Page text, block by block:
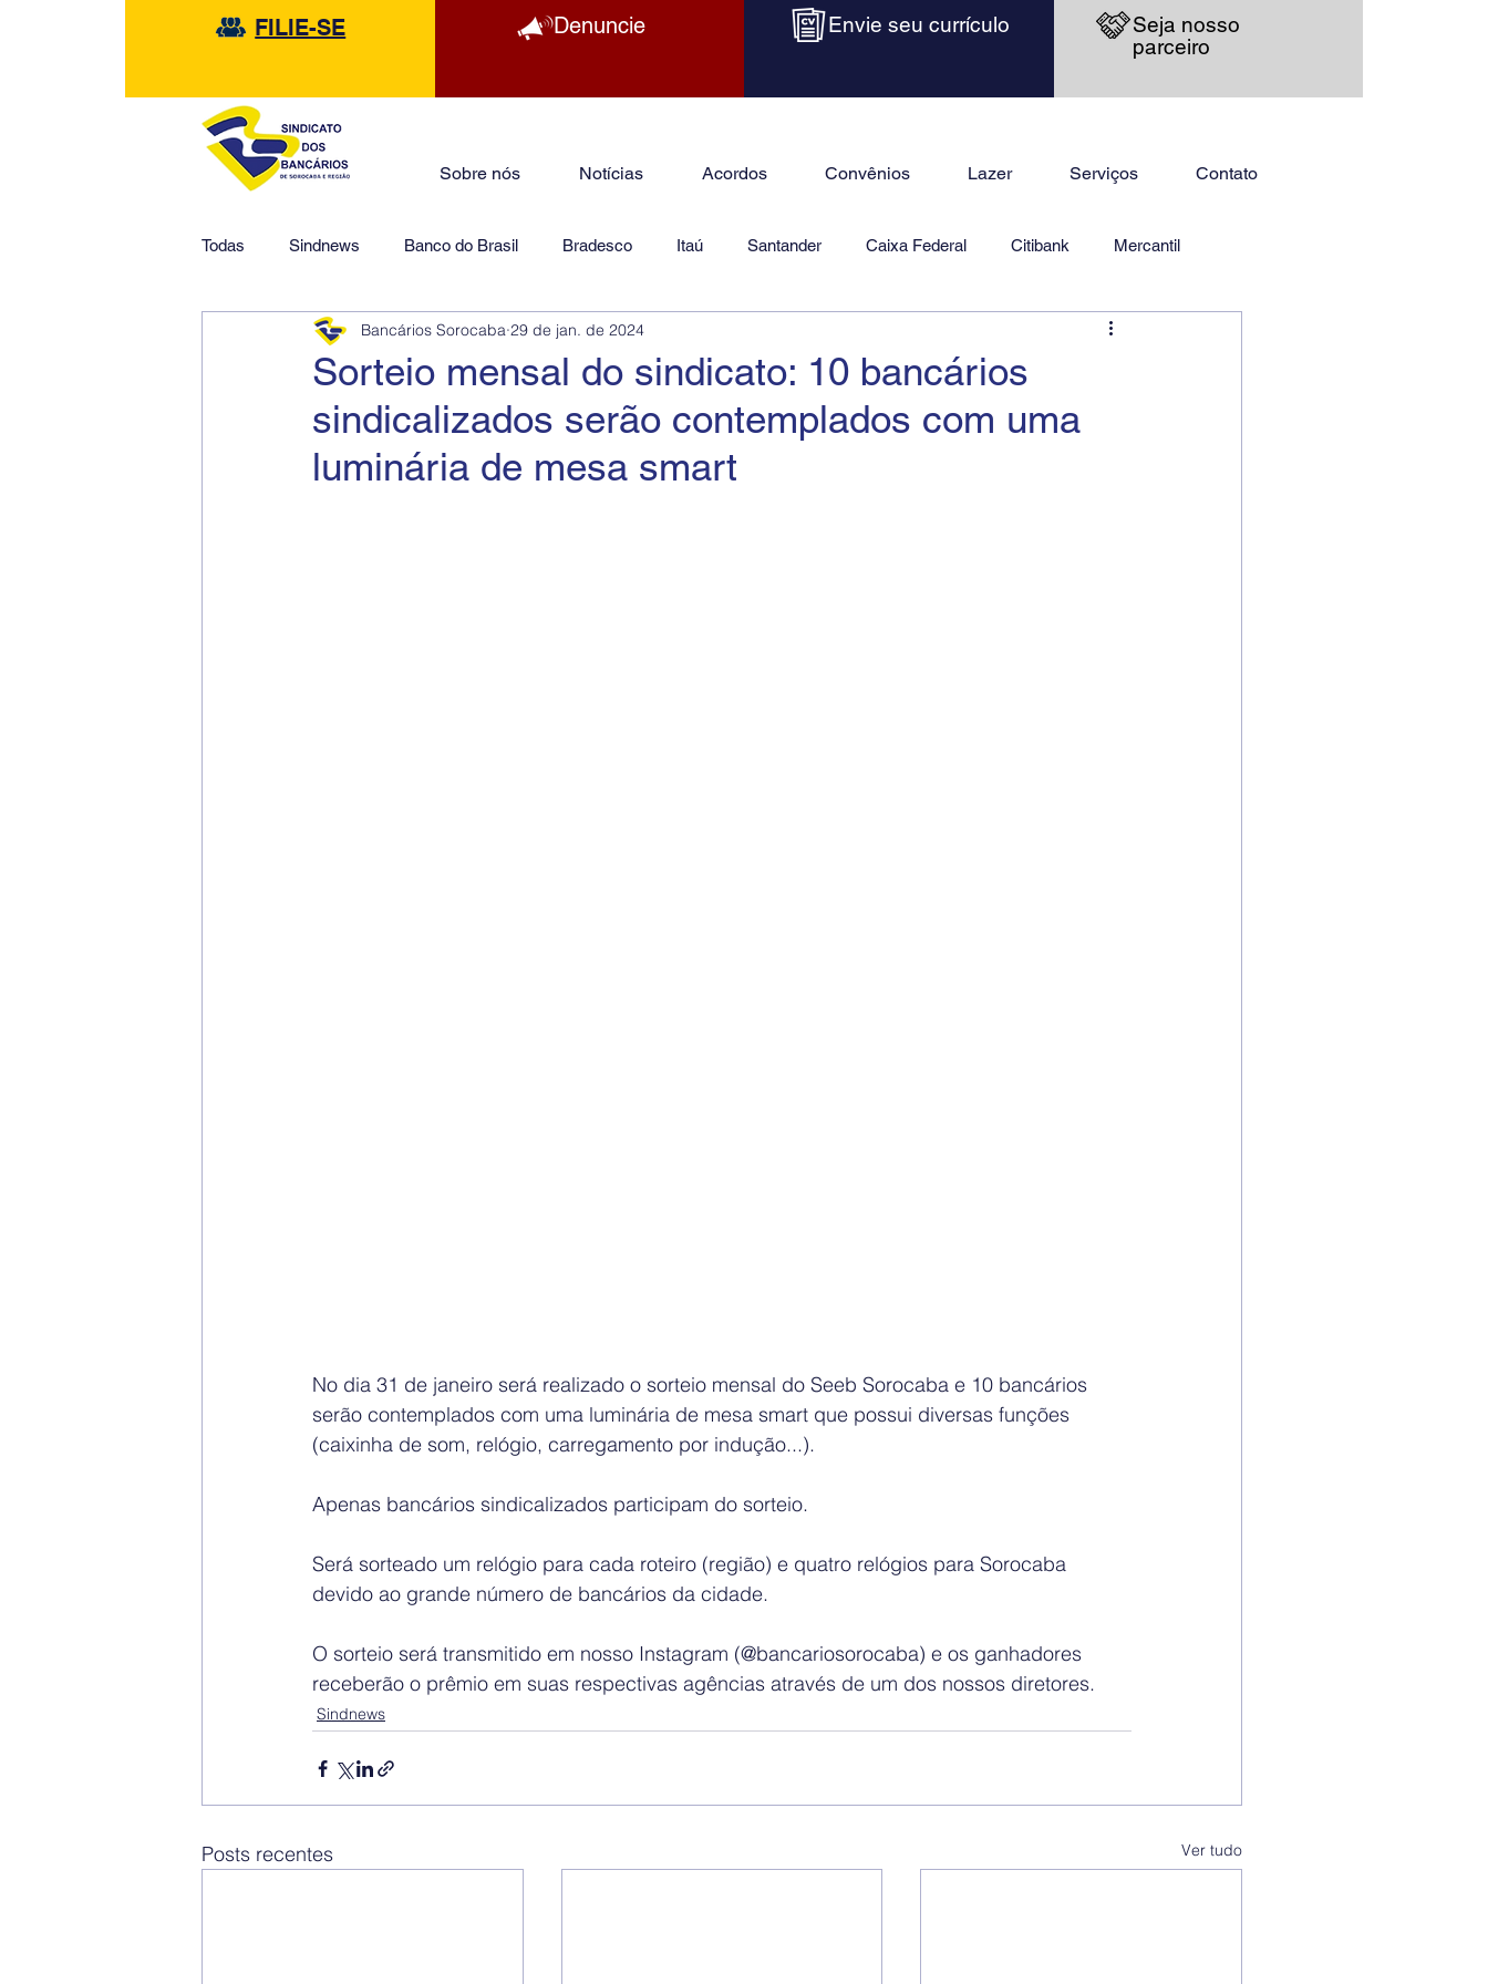
FILIE-SE Denuncie Envie seu currículo
Seja nosso
parceiro
Sobre nós Notícias Acordos Convênios Lazer Serviços Contato
Todas Sindnews Banco do Brasil Bradesco Itaú Santander Caixa Federal Citibank Mercantil
HSBC Financeiras Jurídico
Sorteio mensal do sindicato: 10 bancários
sindicalizados serão contemplados com uma
luminária de mesa smart
Bancários Sorocaba 29 de jan. de 2024
No dia 31 de janeiro será realizado o sorteio mensal do Seeb Sorocaba e 10 bancários
serão contemplados com uma luminária de mesa smart que possui diversas funções
(caixinha de som, relógio, carregamento por indução...).
Apenas bancários sindicalizados participam do sorteio.
Será sorteado um relógio para cada roteiro (região) e quatro relógios para Sorocaba
devido ao grande número de bancários da cidade.
O sorteio será transmitido em nosso Instagram (@bancariosorocaba) e os ganhadores
receberão o prêmio em suas respectivas agências através de um dos nossos diretores.
Sindnews
Posts recentes Ver tudo